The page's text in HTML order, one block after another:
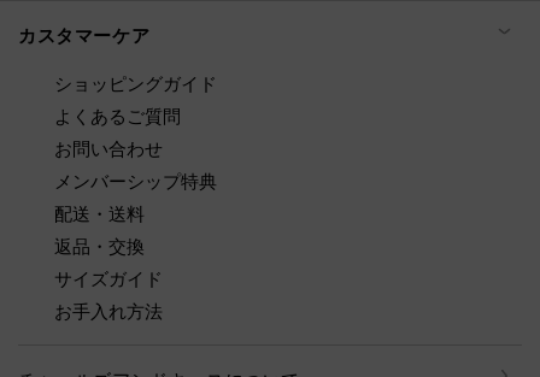
カスタマーケア
ショッピングガイド
よくあるご質問
お問い合わせ
メンバーシップ特典
配送・送料
返品・交換
サイズガイド
お手入れ方法